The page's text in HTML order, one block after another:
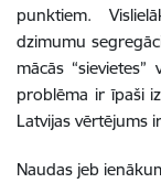
punktiem.
dzimumu
mācās “sievietes”
problēma ir īpaši
Latvijas vērtējums
Naudas jeb